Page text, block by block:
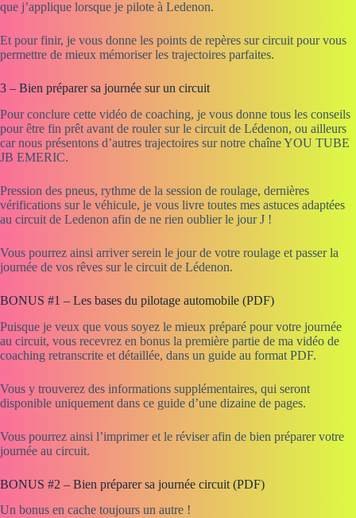
que j’applique lorsque je pilote à Ledenon.
Et pour finir, je vous donne les points de repères sur circuit pour vous
permettre de mieux mémoriser les trajectoires parfaites.
3 – Bien préparer sa journée sur un circuit
Pour conclure cette vidéo de coaching, je vous donne tous les conseils
pour être fin prêt avant de rouler sur le circuit de Lédenon, ou ailleurs
car nous présentons d’autres trajectoires sur notre chaîne YOU TUBE
JB EMERIC.
Pression des pneus, rythme de la session de roulage, dernières
vérifications sur le véhicule, je vous livre toutes mes astuces adaptées
au circuit de Ledenon afin de ne rien oublier le jour J !
Vous pourrez ainsi arriver serein le jour de votre roulage et passer la
journée de vos rêves sur le circuit de Lédenon.
BONUS #1 – Les bases du pilotage automobile (PDF)
Puisque je veux que vous soyez le mieux préparé pour votre journée
au circuit, vous recevrez en bonus la première partie de ma vidéo de
coaching retranscrite et détaillée, dans un guide au format PDF.
Vous y trouverez des informations supplémentaires, qui seront
disponible uniquement dans ce guide d’une dizaine de pages.
Vous pourrez ainsi l’imprimer et le réviser afin de bien préparer votre
journée au circuit.
BONUS #2 – Bien préparer sa journée circuit (PDF)
Un bonus en cache toujours un autre !